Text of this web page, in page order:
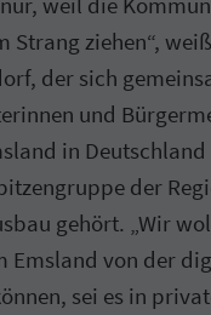
Strang ziehen“,
der sich
und
in
der
gehört. „Wir
Emsland von der
sei es in